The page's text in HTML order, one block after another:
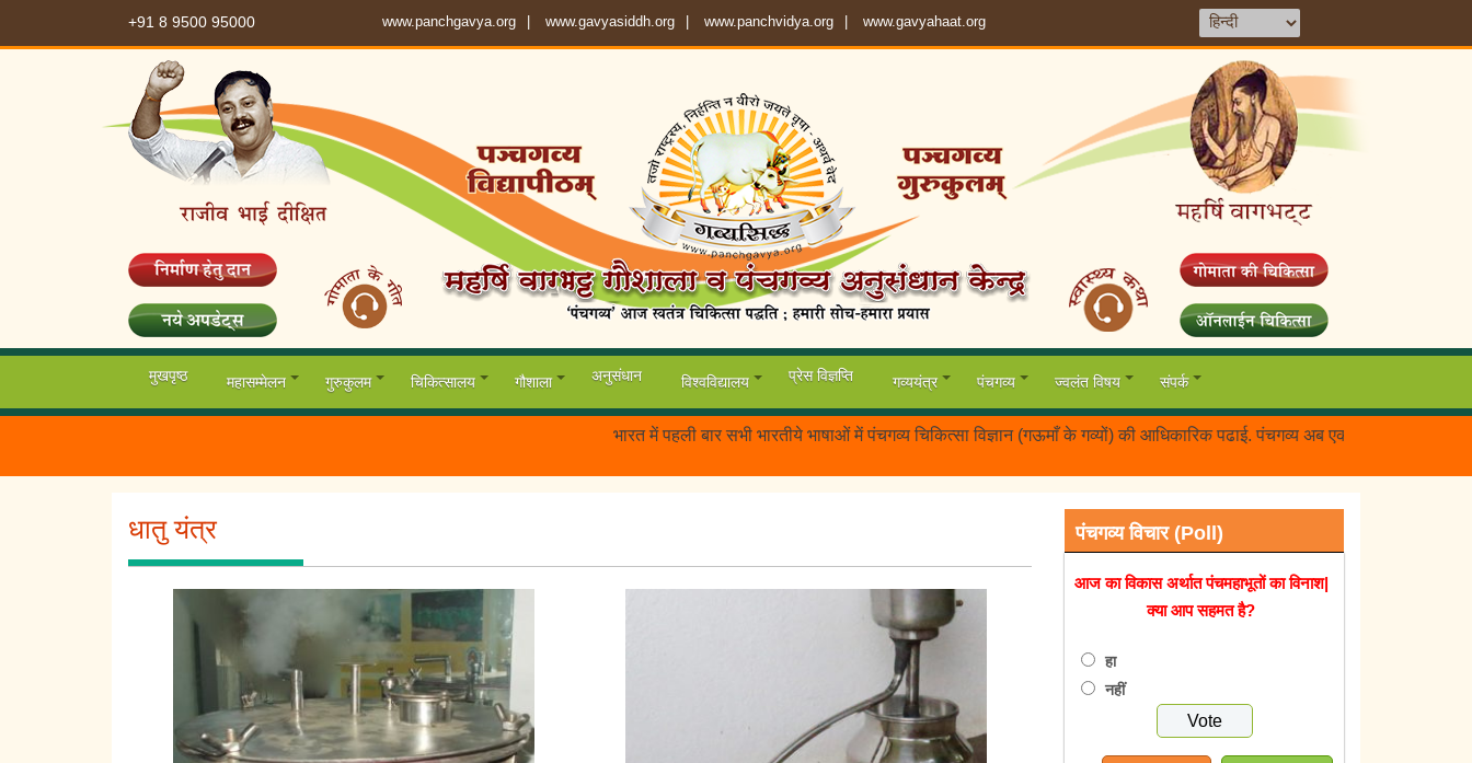
+91 8 9500 95000 www.panchgavya.org www.gavyasiddh.org www.panchvidya.org www.gavyahaat.org
मुखपृष्ठ महासम्मेलन गुरुकुलम चिकित्सालय गौशाला अनुसंधान विश्वविद्यालय प्रेस विज्ञप्ति गव्ययंत्र पंचगव्य ज्वलंत विषय संपर्क
भारत में पहली बार सभी भारतीये भाषाओं में पंचगव्य चिकित्सा विज्ञान (गऊमाँ के गव्यों) की आधिकारिक पढाई. पंचगव्य अब एक सम्पूर्ण चिकित्सा
धातु यंत्र पंचगव्य विचार (Poll)
आज का विकास अर्थात पंचमहाभूतों का विनाश|
क्या आप सहमत है?
हा
नहीं